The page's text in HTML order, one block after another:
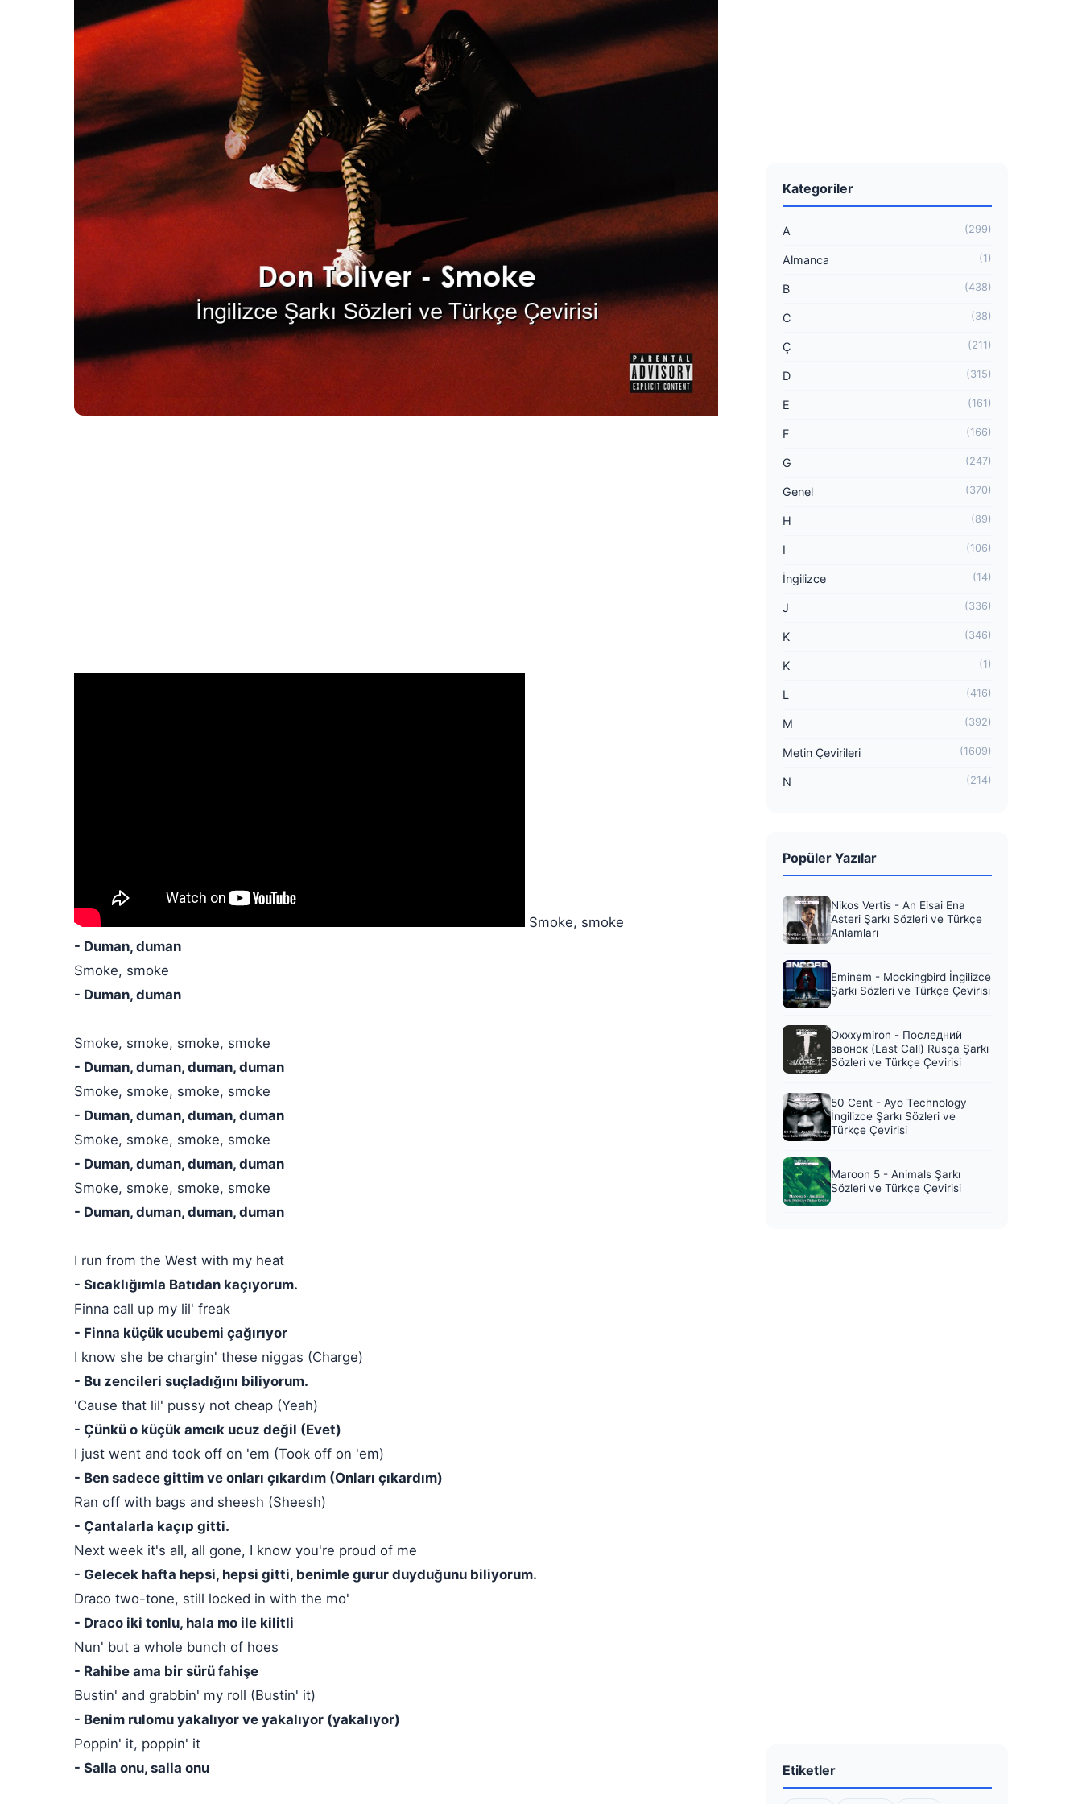
Smoke, smoke
- Duman, duman
Smoke, smoke
- Duman, duman
Smoke, smoke, smoke, smoke
- Duman, duman, duman, duman
Smoke, smoke, smoke, smoke
- Duman, duman, duman, duman
Smoke, smoke, smoke, smoke
- Duman, duman, duman, duman
Smoke, smoke, smoke, smoke
- Duman, duman, duman, duman
I run from the West with my heat
- Sıcaklığımla Batıdan kaçıyorum.
Finna call up my lil' freak
- Finna küçük ucubemi çağırıyor
I know she be chargin' these niggas (Charge)
- Bu zencileri suçladığını biliyorum.
'Cause that lil' pussy not cheap (Yeah)
- Çünkü o küçük amcık ucuz değil (Evet)
I just went and took off on 'em (Took off on 'em)
- Ben sadece gittim ve onları çıkardım (Onları çıkardım)
Ran off with bags and sheesh (Sheesh)
- Çantalarla kaçıp gitti.
Next week it's all, all gone, I know you're proud of me
- Gelecek hafta hepsi, hepsi gitti, benimle gurur duyduğunu biliyorum.
Draco two-tone, still locked in with the mo'
- Draco iki tonlu, hala mo ile kilitli
Nun' but a whole bunch of hoes
- Rahibe ama bir sürü fahişe
Bustin' and grabbin' my roll (Bustin' it)
- Benim rulomu yakalıyor ve yakalıyor (yakalıyor)
Poppin' it, poppin' it
- Salla onu, salla onu
Kategoriler
A (299)
Almanca (1)
B (438)
C (38)
Ç (211)
D (315)
E (161)
F (166)
G (247)
Genel (370)
H (89)
I (106)
İngilizce (14)
J (336)
K (346)
K (1)
L (416)
M (392)
Metin Çevirileri (1609)
N (214)
Popüler Yazılar
Nikos Vertis - An Eisai Ena
Asteri Şarkı Sözleri ve Türkçe
Anlamları
Eminem - Mockingbird İngilizce
Şarkı Sözleri ve Türkçe Çevirisi
Oxxxymiron - Последний
звонок (Last Call) Rusça Şarkı
Sözleri ve Türkçe Çevirisi
50 Cent - Ayo Technology
İngilizce Şarkı Sözleri ve
Türkçe Çevirisi
Maroon 5 - Animals Şarkı
Sözleri ve Türkçe Çevirisi
Etiketler